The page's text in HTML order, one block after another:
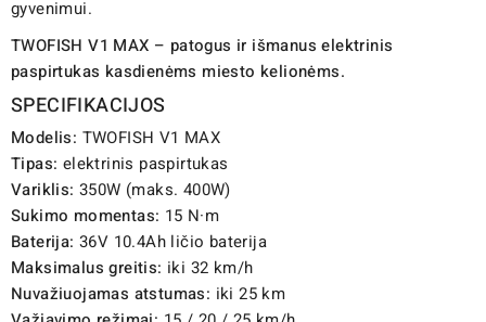
gyvenimui.
TWOFISH V1 MAX – patogus ir išmanus elektrinis
paspirtukas kasdienėms miesto kelionėms.
SPECIFIKACIJOS
Modelis: TWOFISH V1 MAX
Tipas: elektrinis paspirtukas
Variklis: 350W (maks. 400W)
Sukimo momentas: 15 N·m
Baterija: 36V 10.4Ah ličio baterija
Maksimalus greitis: iki 32 km/h
Nuvažiuojamas atstumas: iki 25 km